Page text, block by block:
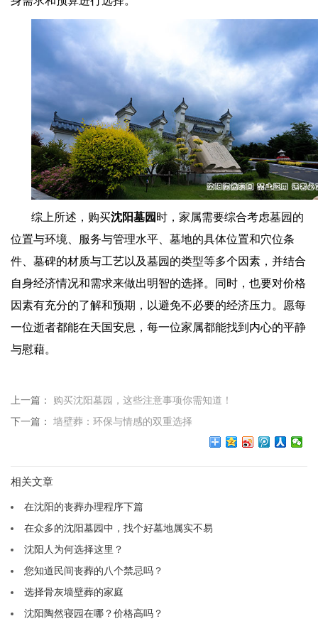
综上所述，购买沈阳墓园 时，家属需要综合考虑墓园的
位置与环境、服务与管理水平、墓地的具体位置和穴位条
件、墓碑的材质与工艺以及墓园的类型等多个因素，并结合
自身经济情况和需求来做出明智的选择。同时，也要对价格
因素有充分的了解和预期，以避免不必要的经济压力。愿每
一位逝者都能在天国安息，每一位家属都能找到内心的平静
与慰藉。
上一篇： 购买沈阳墓园，这些注意事项你需知道！
下一篇： 墙壁葬：环保与情感的双重选择
相关文章
在沈阳的丧葬办理程序下篇
在众多的沈阳墓园中，找个好墓地属实不易
沈阳人为何选择这里？
您知道民间丧葬的八个禁忌吗？
选择骨灰墙壁葬的家庭
沈阳陶然寝园在哪？价格高吗？